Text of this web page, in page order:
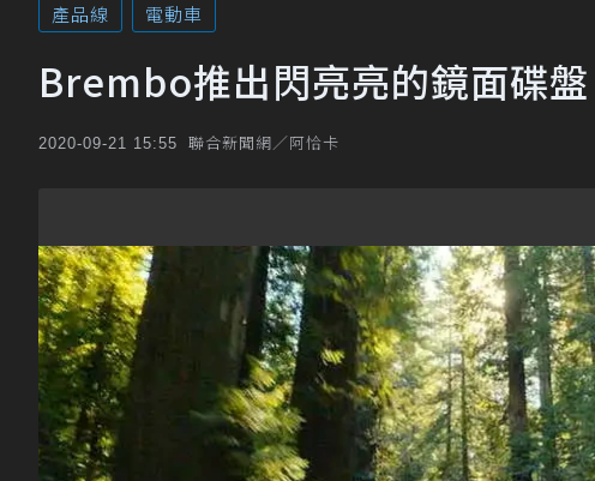
產品線 電動車
Brembo推出閃亮亮的鏡面碟
2020-09-21 15:55 聯合新聞網／阿恰卡